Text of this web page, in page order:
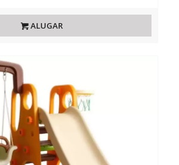
ALUGAR